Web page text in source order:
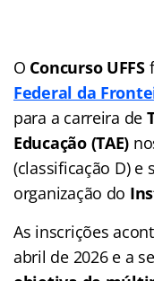
O Concurso UFFS
Federal da
para a carreira de
Educação (TAE)
(classificação D) e
organização do
As inscrições
abril de 2026 e a